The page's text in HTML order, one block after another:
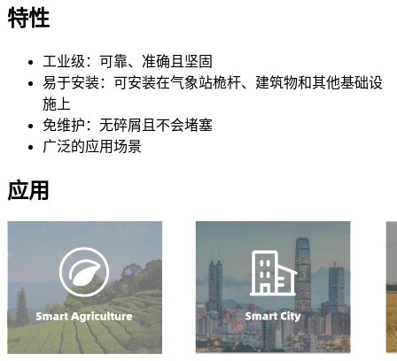
特性
工业级：可靠、准确且坚固
易于安装：可安装在气象站桅杆、建筑物和其他基础设
施上
免维护：无碎屑且不会堵塞
广泛的应用场景
应用